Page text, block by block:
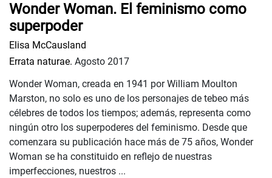
Wonder Woman. El feminismo como
superpoder
Elisa McCausland
Errata naturae. Agosto 2017
Wonder Woman, creada en 1941 por William Moulton
Marston, no solo es uno de los personajes de tebeo más
célebres de todos los tiempos; además, representa como
ningún otro los superpoderes del feminismo. Desde que
comenzara su publicación hace más de 75 años, Wonder
Woman se ha constituido en reflejo de nuestras
imperfecciones, nuestros ...